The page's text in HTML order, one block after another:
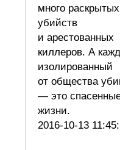
много раскрытых
убийств
и арестованных
киллеров. А
изолированный
от общества
— это
жизни.
2016-10-13